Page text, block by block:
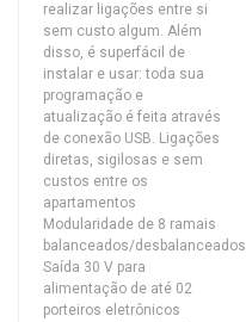
realizar ligações entre si
sem custo algum. Além
disso, é superfácil de
instalar e usar: toda sua
programação e
atualização é feita através
de conexão USB. Ligações
diretas, sigilosas e sem
custos entre os
apartamentos
Modularidade de 8 ramais
balanceados/desbalanceados
Saída 30 V para
alimentação de até 02
porteiros eletrônicos